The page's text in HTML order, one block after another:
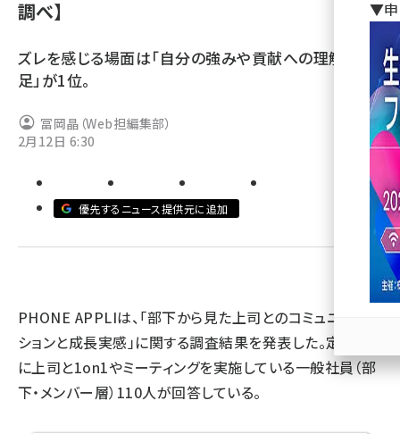
youtube (2431)
セミナー (2306)
meo (1275)
調べ】
ズレを感じる場面は「自分の強みや貢献への理解不
足」が1位。
冨岡晶（Web担編集部）
2月12日 6:30
優先するニュース提供元に追加
PHONE APPLIは、「部下から見た上司とのコミュニケー
ションと成長実感」に関する調査結果を発表した。定期的
に上司と1on1やミーティングを実施している一般社員（部
下・メンバー層）110人が回答している。
▼申